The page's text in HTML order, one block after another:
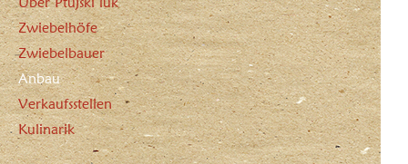
Zwiebelhöfe
Zwiebelbauer
Anbau
Verkaufsstellen
Kulinarik